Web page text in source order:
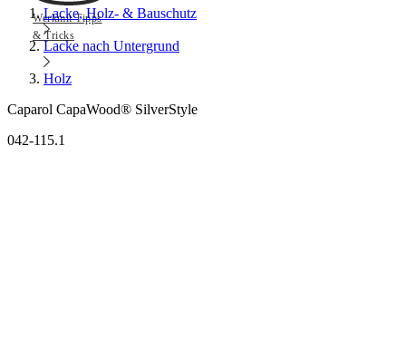
Werkmit Tipps
& Tricks
Lacke, Holz- & Bauschutz
Lacke nach Untergrund
Holz
Caparol CapaWood® SilverStyle
042-115.1